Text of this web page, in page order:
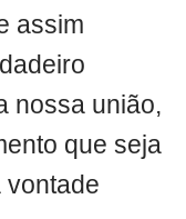
assim
nossa união,
que seja
vontade